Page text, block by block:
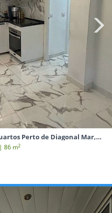
Perto de Diagonal Mar,
86 m2